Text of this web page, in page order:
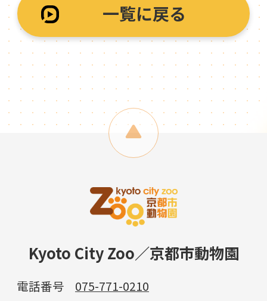
一覧に戻る
Kyoto City Zoo／京都市動物園
電話番号
075-771-0210